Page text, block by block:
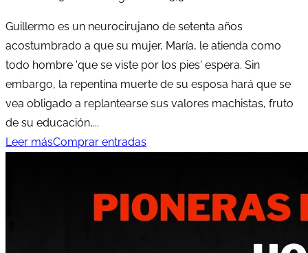
Guillermo es un neurocirujano de setenta años
acostumbrado a que su mujer, María, le atienda como
todo hombre 'que se viste por los pies' espera. Sin
embargo, la repentina muerte de su esposa hará que se
vea obligado a replantearse sus valores machistas, fruto
de su educación,...
Leer másComprar entradas